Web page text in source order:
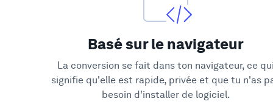
Basé sur le navigateur
La conversion se fait dans ton navigateur, ce
signifie qu'elle est rapide, privée et que tu n'as
besoin d'installer de logiciel.